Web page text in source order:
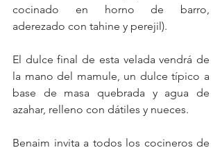
cocinado en horno de barro,
aderezado con tahine y perejil).
El dulce final de esta velada vendrá de
la mano del mamule, un dulce típico a
base de masa quebrada y agua de
azahar, relleno con dátiles y nueces.
Benaim invita a todos los cocineros de